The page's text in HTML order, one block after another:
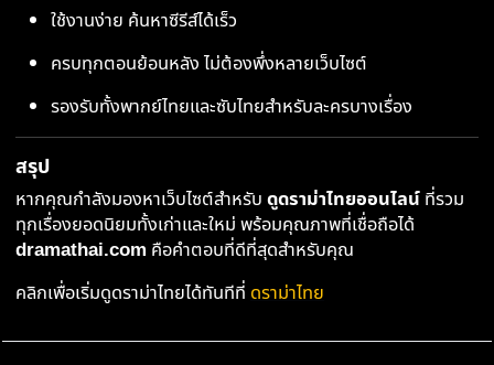
ใช้งานง่าย ค้นหาซีรีส์ได้เร็ว
ครบทุกตอนย้อนหลัง ไม่ต้องพึ่งหลายเว็บไซต์
รองรับทั้งพากย์ไทยและซับไทยสำหรับละครบางเรื่อง
สรุป
หากคุณกำลังมองหาเว็บไซต์สำหรับ ดูดราม่าไทยออนไลน์ ที่รวม
ทุกเรื่องยอดนิยมทั้งเก่าและใหม่ พร้อมคุณภาพที่เชื่อถือได้
dramathai.com คือคำตอบที่ดีที่สุดสำหรับคุณ
คลิกเพื่อเริ่มดูดราม่าไทยได้ทันทีที่ ดราม่าไทย